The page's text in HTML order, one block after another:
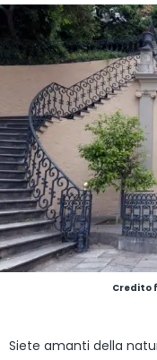
Credito
Siete amanti della